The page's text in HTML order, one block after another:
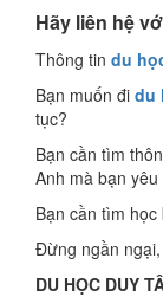
Hãy liên hệ
Thông tin du
Bạn muốn đi du
tục?
Bạn cần tìm
Anh mà bạn yêu
Bạn cần tìm học
Đừng ngần
DU HỌC DUY